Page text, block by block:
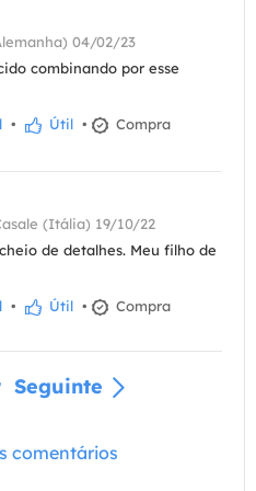
04/02/23
combinando por esse
• Útil •
Compra
(Itália) 19/10/22
de detalhes. Meu filho de
• Útil •
Compra
Seguinte
comentários